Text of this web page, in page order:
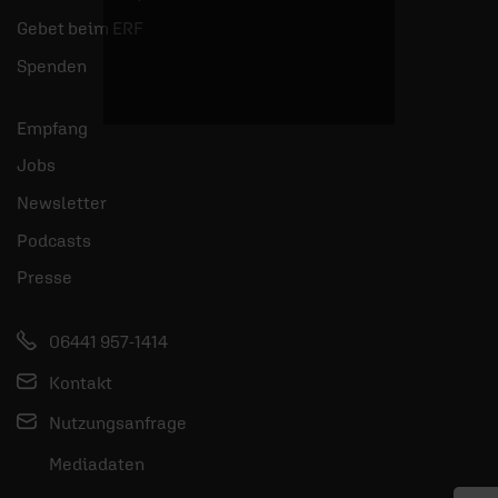
Gebet beim ERF
Spenden
Empfang
Jobs
Newsletter
Podcasts
Presse
06441 957-1414
Kontakt
Nutzungsanfrage
Mediadaten